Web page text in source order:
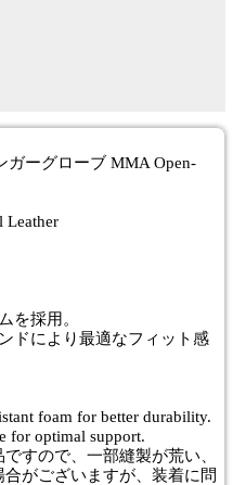
ガーグローブ MMA Open-
Leather
を採用。
ドにより最適なフィット感
foam for better durability.
for optimal support.
すので、一部縫製が荒い、
がございますが、装着に問